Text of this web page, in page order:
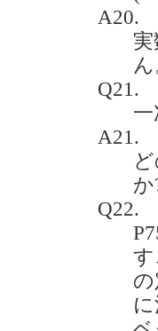
A20.
ん
Q21.
A21.
Q22.
す